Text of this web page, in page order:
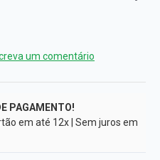
um comentário
PAGAMENTO!
em até 12x | Sem juros em